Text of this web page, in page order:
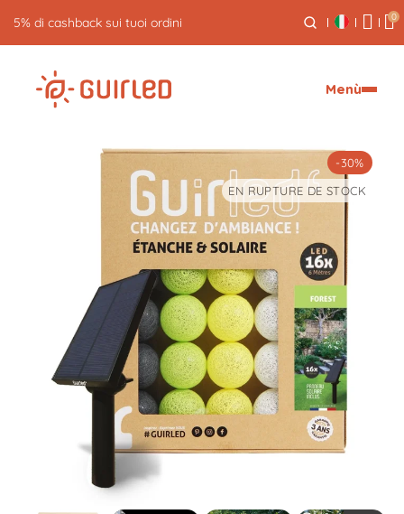
Reso gratuito entro 30 giorni 0
Menù
-30%
EN RUPTURE DE STOCK